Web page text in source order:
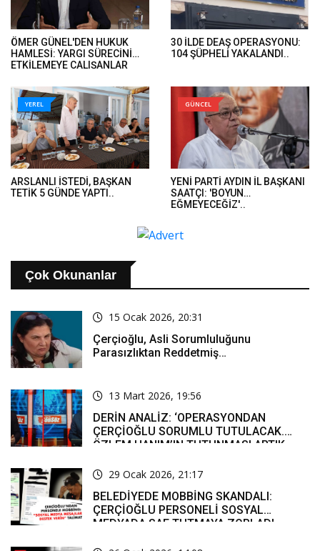
ÖMER GÜNEL'DEN HUKUK
HAMLESİ: YARGI SÜRECİNİ
ETKİLEMEYE ÇALIŞANLAR
VERECEK..
30 İLDE DEAŞ OPERASYONU:
104 ŞÜPHELİ YAKALANDI..
YEREL
ARSLANLI İSTEDİ, BAŞKAN
TETİK 5 GÜNDE YAPTI..
GÜNCEL
YENİ PARTİ AYDIN İL BAŞKANI
SAATÇI: 'BOYUN
EĞMEYECEĞİZ'..
Çok Okunanlar
15 Ocak 2026, 20:31
Çerçioğlu, Asli Sorumluluğunu
Parasızlıktan Reddetmiş…
13 Mart 2026, 19:56
DERİN ANALİZ: ‘OPERASYONDAN
ÇERÇİOĞLU SORUMLU TUTULACAK.
ÖZLEM HANIM’IN TUTUNMASI ARTIK
29 Ocak 2026, 21:17
BELEDİYEDE MOBBİNG SKANDALI:
ÇERÇİOĞLU PERSONELİ SOSYAL
MEDYADA SAF TUTMAYA ZORLADI